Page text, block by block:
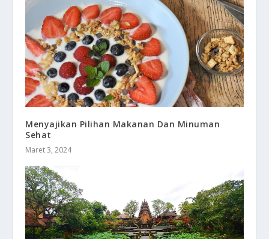
Menyajikan Pilihan Makanan Dan Minuman
Sehat
Maret 3, 2024